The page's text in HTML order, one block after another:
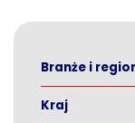
Branże i
Kraj